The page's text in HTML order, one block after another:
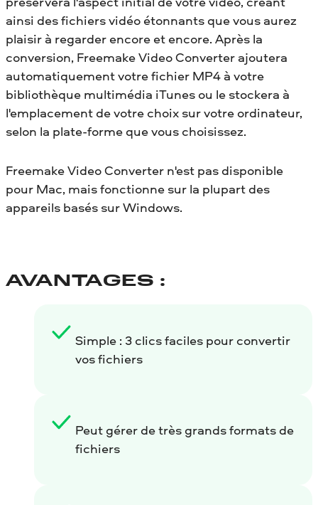
ainsi des fichiers vidéo étonnants que vous aurez
plaisir à regarder encore et encore. Après la
conversion, Freemake Video Converter ajoutera
automatiquement votre fichier MP4 à votre
bibliothèque multimédia iTunes ou le stockera à
l'emplacement de votre choix sur votre ordinateur,
selon la plate-forme que vous choisissez.
Freemake Video Converter n'est pas disponible
pour Mac, mais fonctionne sur la plupart des
appareils basés sur Windows.
AVANTAGES :
Simple : 3 clics faciles pour convertir
vos fichiers
Peut gérer de très grands formats de
fichiers